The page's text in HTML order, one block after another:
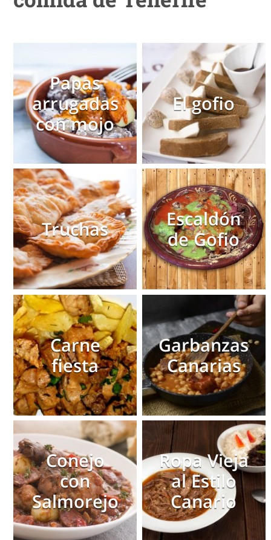
Papas
arrugadas
con mojo
El gofio
Truchas
Escaldón
de Gofio
Carne
fiesta
Garbanzas
Canarias
Conejo
con
Salmorejo
Ropa Vieja
al Estilo
Canario